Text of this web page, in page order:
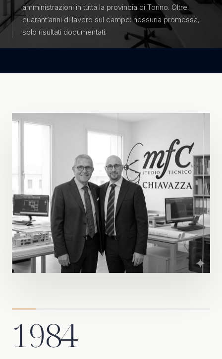
RICERCHE MUNICIPALI
DOCFA - AGGIORNAMENTO PLANIMETRIE
amministrazioni in tutta la provincia di Torino. Oltre
quarant’anni di lavoro sul campo: nessuna promessa,
solo risultati documentati.
1984